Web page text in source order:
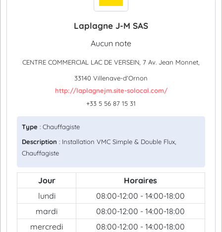
Laplagne J-M SAS
Aucun note
CENTRE COMMERCIAL LAC DE VERSEIN, 7 Av. Jean Monnet,
33140 Villenave-d'Ornon
http://laplagnejm.site-solocal.com/
+33 5 56 87 15 31
Type : Chauffagiste
Description : Installation VMC Simple & Double Flux,
Chauffagiste
Jour
Horaires
lundi
08:00-12:00 - 14:00-18:00
mardi
08:00-12:00 - 14:00-18:00
mercredi
08:00-12:00 - 14:00-18:00